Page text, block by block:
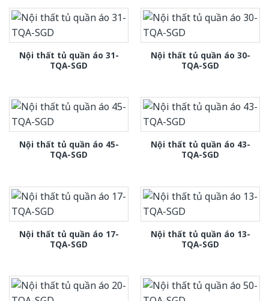
Nội thất tủ quần áo 31-
TQA-SGD
Nội thất tủ quần áo 30-
TQA-SGD
Nội thất tủ quần áo 45-
TQA-SGD
Nội thất tủ quần áo 43-
TQA-SGD
Nội thất tủ quần áo 17-
TQA-SGD
Nội thất tủ quần áo 13-
TQA-SGD